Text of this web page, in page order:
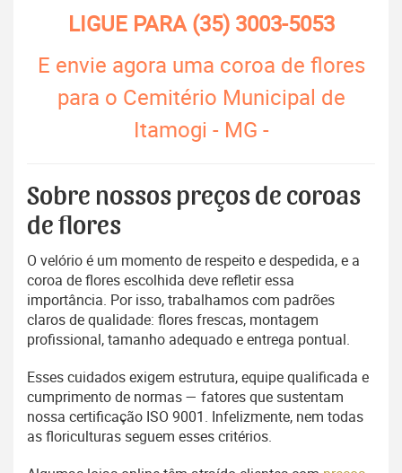
LIGUE PARA(35) 3003-5053
E envie agora uma coroa de flores
para o Cemitério Municipal de
Itamogi - MG -
Sobre nossos preços de coroas
de flores
O velório é um momento de respeito e despedida, e a
coroa de flores escolhida deve refletir essa
importância. Por isso, trabalhamos com padrões
claros de qualidade: flores frescas, montagem
profissional, tamanho adequado e entrega pontual.
Esses cuidados exigem estrutura, equipe qualificada e
cumprimento de normas — fatores que sustentam
nossa certificação ISO 9001. Infelizmente, nem todas
as floriculturas seguem esses critérios.